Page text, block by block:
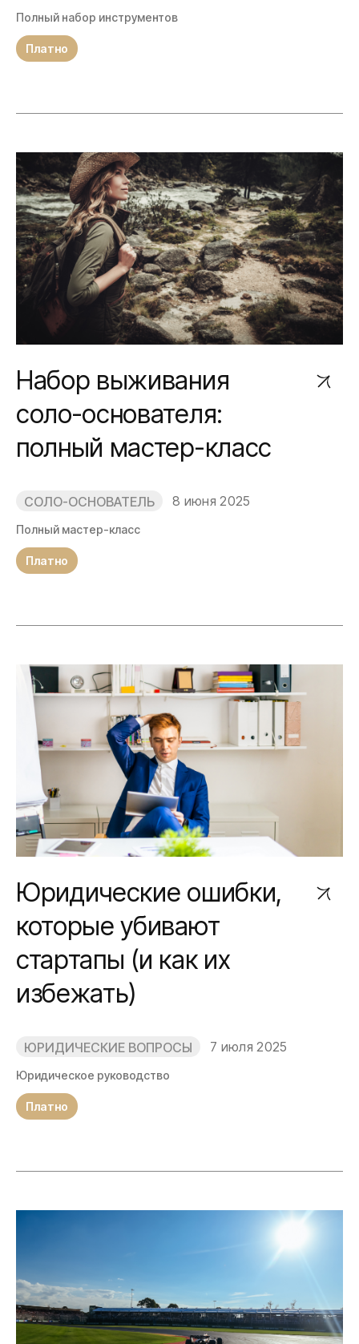
Полный набор инструментов
Платно
Набор выживания
соло-основателя:
полный мастер-класс
СОЛО-ОСНОВАТЕЛЬ 8 июня 2025
Полный мастер-класс
Платно
Юридические ошибки,
которые убивают
стартапы (и как их
избежать)
ЮРИДИЧЕСКИЕ ВОПРОСЫ 7 июля 2025
Юридическое руководство
Платно